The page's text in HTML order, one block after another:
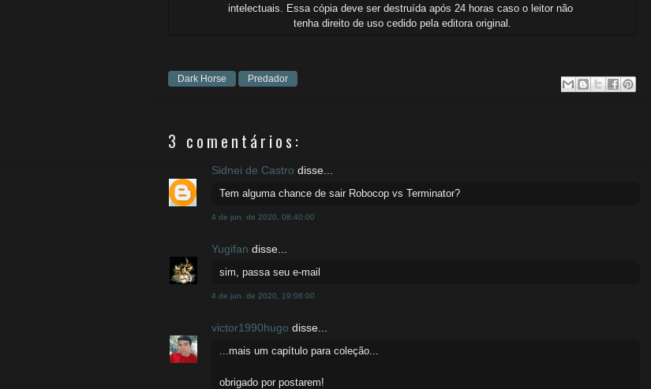
intelectuais. Essa cópia deve ser destruída após 24 horas caso o leitor não
tenha direito de uso cedido pela editora original.
Dark Horse Predador
3 comentários:
Sidnei de Castro disse...
Tem alguma chance de sair Robocop vs Terminator?
4 de jun. de 2020, 08:40:00
Yugifan disse...
sim, passa seu e-mail
4 de jun. de 2020, 19:06:00
victor1990hugo disse...
...mais um capítulo para coleção...
obrigado por postarem!